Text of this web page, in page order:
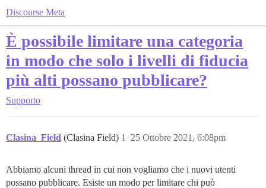
Discourse Meta
È possibile limitare una categoria
in modo che solo i livelli di fiducia
più alti possano pubblicare?
Supporto
Clasina_Field (Clasina Field) 25 Ottobre 2021, 6:08pm
1
Abbiamo alcuni thread in cui non vogliamo che i nuovi utenti
possano pubblicare. Esiste un modo per limitare chi può